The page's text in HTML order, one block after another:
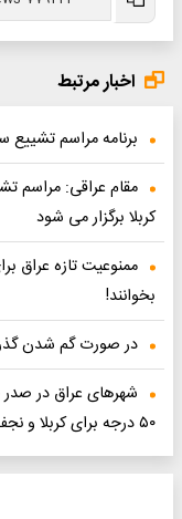
اخبار مرتبط
برنامه مراسم تشییع
مقام عراقی: مراسم
کربلا برگزار می شود
ممنوعیت تازه عراق
بخوانند!
در صورت گم‌ شدن
شهرهای عراق در
۵۰ درجه برای کربلا و نجف